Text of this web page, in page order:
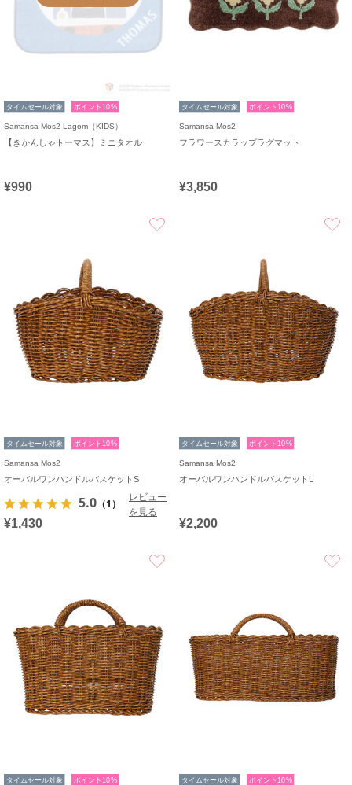
タイムセール対象 ポイント10%
Samansa Mos2 Lagom（KIDS）
【きかんしゃトーマス】ミニタオル
¥990
タイムセール対象 ポイント10%
Samansa Mos2
フラワースカラップラグマット
¥3,850
タイムセール対象 ポイント10%
Samansa Mos2
オーバルワンハンドルバスケットS
5.0 （1）
レビュー
を見る
¥1,430
タイムセール対象 ポイント10%
Samansa Mos2
オーバルワンハンドルバスケットL
¥2,200
タイムセール対象 ポイント10% タイムセール対象 ポイント10%